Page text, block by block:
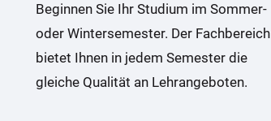
Beginnen Sie Ihr Studium im Sommer-
oder Wintersemester. Der Fachbereich
bietet Ihnen in jedem Semester die
gleiche Qualität an Lehrangeboten.